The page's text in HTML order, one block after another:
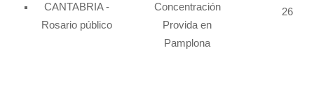
CANTABRIA -
Rosario público
Concentración
Provida en
Pamplona
26